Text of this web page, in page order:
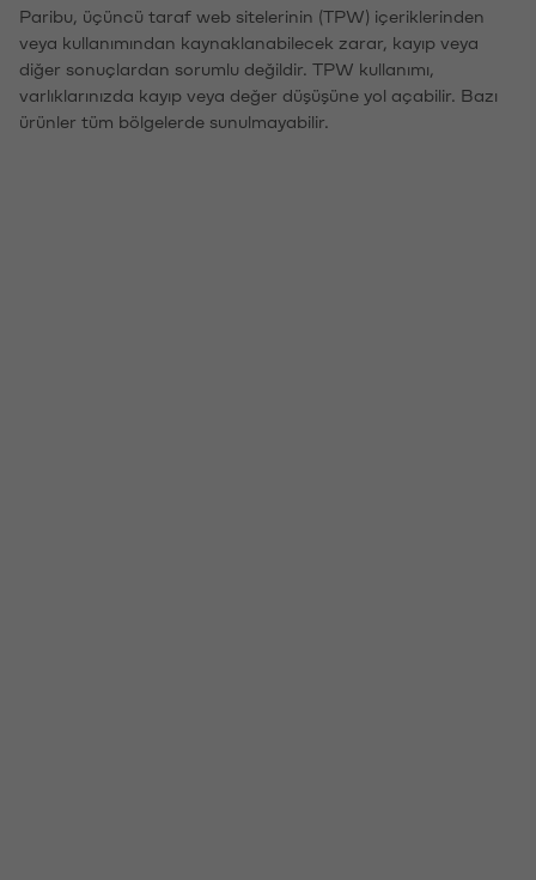
Paribu, üçüncü taraf web sitelerinin (TPW) içeriklerinden
veya kullanımından kaynaklanabilecek zarar, kayıp veya
diğer sonuçlardan sorumlu değildir. TPW kullanımı,
varlıklarınızda kayıp veya değer düşüşüne yol açabilir. Bazı
ürünler tüm bölgelerde sunulmayabilir.